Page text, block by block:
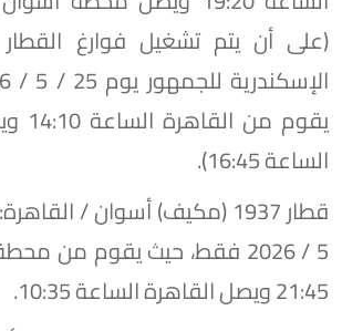
(على أن يتم تشغيل فوارغ
الساعة 16:45).
5 / 2026 فقط، حيث يقوم من
21:45 ويصل القاهرة الساعة 10:35.